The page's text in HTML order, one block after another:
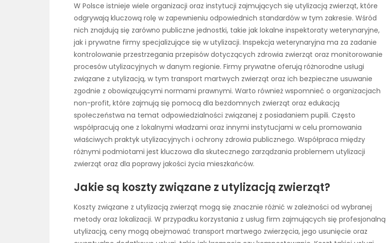
W Polsce istnieje wiele organizacji oraz instytucji zajmujących się utylizacją zwierząt, które
odgrywają kluczową rolę w zapewnieniu odpowiednich standardów w tym zakresie. Wśród
nich znajdują się zarówno publiczne jednostki, takie jak lokalne inspektoraty weterynaryjne,
jak i prywatne firmy specjalizujące się w utylizacji. Inspekcja weterynaryjna ma za zadanie
kontrolowanie przestrzegania przepisów dotyczących zdrowia zwierząt oraz monitorowanie
procesów utylizacyjnych w danym regionie. Firmy prywatne oferują różnorodne usługi
związane z utylizacją, w tym transport martwych zwierząt oraz ich bezpieczne usuwanie
zgodnie z obowiązującymi normami prawnymi. Warto również wspomnieć o organizacjach
non-profit, które zajmują się pomocą dla bezdomnych zwierząt oraz edukacją
społeczeństwa na temat odpowiedzialności związanej z posiadaniem pupili. Często
współpracują one z lokalnymi władzami oraz innymi instytucjami w celu promowania
właściwych praktyk utylizacyjnych i ochrony zdrowia publicznego. Współpraca między
różnymi podmiotami jest kluczowa dla skutecznego zarządzania problemem utylizacji
zwierząt oraz dla poprawy jakości życia mieszkańców.
Jakie są koszty związane z utylizacją zwierząt?
Koszty związane z utylizacją zwierząt mogą się znacznie różnić w zależności od wybranej
metody oraz lokalizacji. W przypadku korzystania z usług firm zajmujących się profesjonalną
utylizacją, ceny mogą obejmować transport martwego zwierzęcia, jego usunięcie oraz